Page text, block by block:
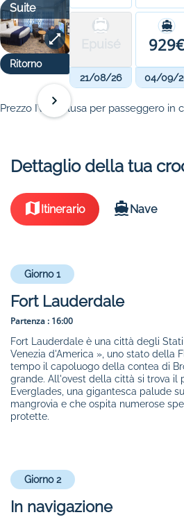
Suite
Ritorno
929€
21/08/26 04/09/
Prezzo IVA inclusa per passeggero in
Dettaglio della tua
Itinerario Nave
Giorno 1
Fort Lauderdale
Partenza : 16:00
Fort Lauderdale è una città degli
Venezia d'America », uno stato della
tempo il capoluogo della contea di
grande. All'ovest della città si trova il
Everglades, una gigantesca palude
mangrovia e che ospita numerose
protette.
Giorno 2
In navigazione